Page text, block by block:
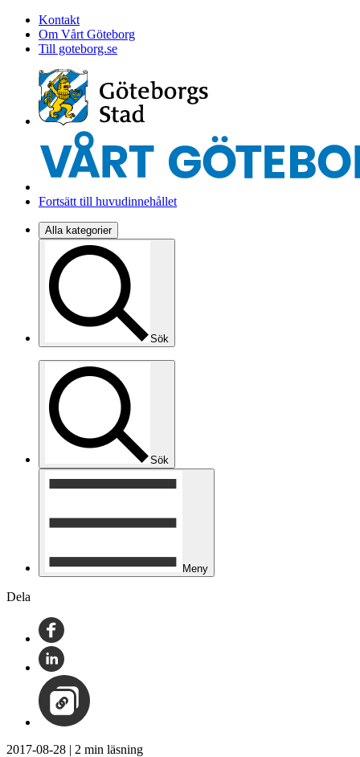
Kontakt
Om Vårt Göteborg
Till goteborg.se
Fortsätt till huvudinnehållet
Alla kategorier
Sök
Sök
Meny
Dela
2017-08-28 | 2 min läsning